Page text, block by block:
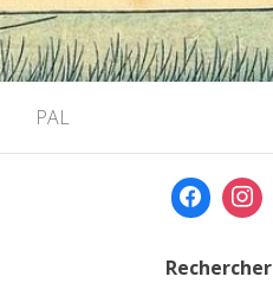
PAL
Rechercher